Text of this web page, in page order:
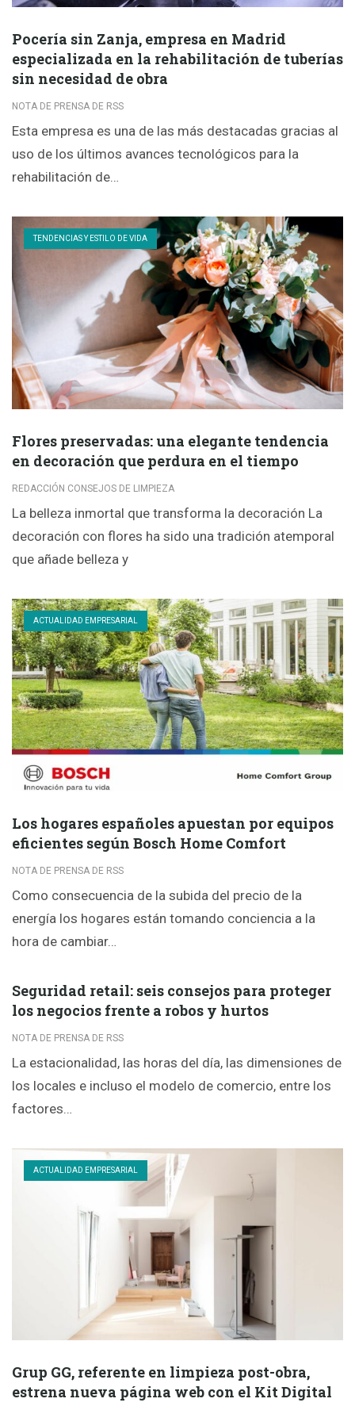
Pocería sin Zanja, empresa en Madrid
especializada en la rehabilitación de tuberías
sin necesidad de obra
NOTA DE PRENSA DE RSS
Esta empresa es una de las más destacadas gracias al
uso de los últimos avances tecnológicos para la
rehabilitación de…
TENDENCIAS Y ESTILO DE VIDA
Flores preservadas: una elegante tendencia
en decoración que perdura en el tiempo
REDACCIÓN CONSEJOS DE LIMPIEZA
La belleza inmortal que transforma la decoración La
decoración con flores ha sido una tradición atemporal
que añade belleza y
ACTUALIDAD EMPRESARIAL
Los hogares españoles apuestan por equipos
eficientes según Bosch Home Comfort
NOTA DE PRENSA DE RSS
Como consecuencia de la subida del precio de la
energía los hogares están tomando conciencia a la
hora de cambiar…
Seguridad retail: seis consejos para proteger
los negocios frente a robos y hurtos
NOTA DE PRENSA DE RSS
La estacionalidad, las horas del día, las dimensiones de
los locales e incluso el modelo de comercio, entre los
factores…
ACTUALIDAD EMPRESARIAL
Grup GG, referente en limpieza post-obra,
estrena nueva página web con el Kit Digital